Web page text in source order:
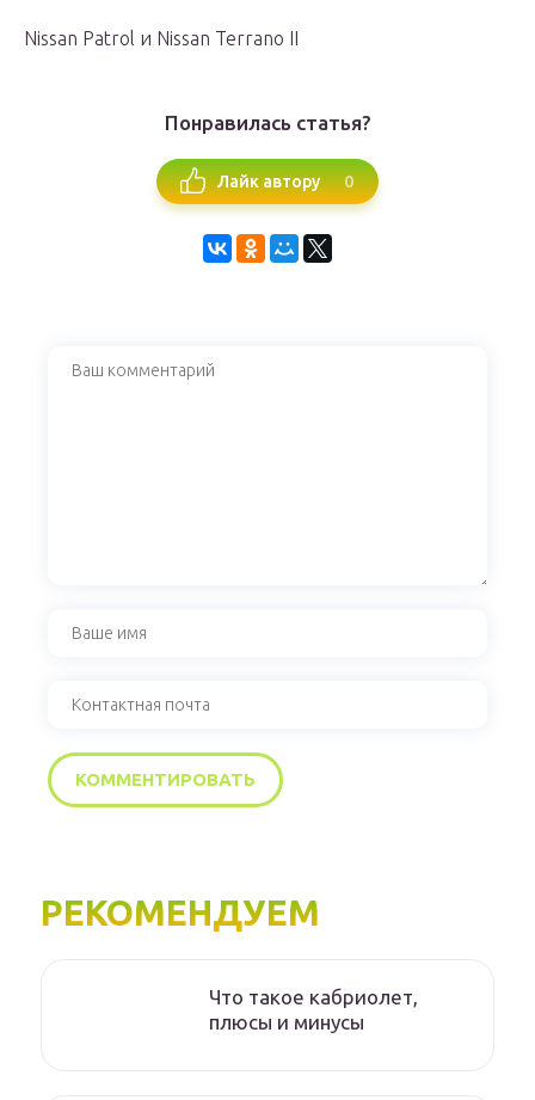
Nissan Patrol и Nissan Terrano II
Понравилась статья?
Лайк автору 0
РЕКОМЕНДУЕМ
Что такое кабриолет,
плюсы и минусы